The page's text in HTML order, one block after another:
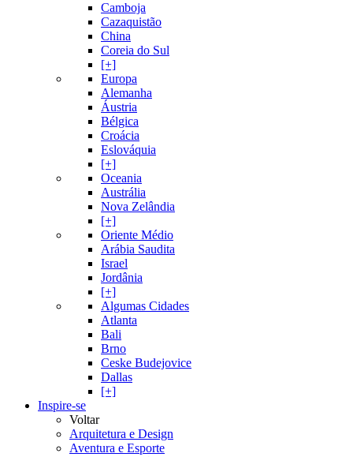
Camboja
Cazaquistão
China
Coreia do Sul
[+]
Europa
Alemanha
Áustria
Bélgica
Croácia
Eslováquia
[+]
Oceania
Austrália
Nova Zelândia
[+]
Oriente Médio
Arábia Saudita
Israel
Jordânia
[+]
Algumas Cidades
Atlanta
Bali
Brno
Ceske Budejovice
Dallas
[+]
Inspire-se
Voltar
Arquitetura e Design
Aventura e Esporte